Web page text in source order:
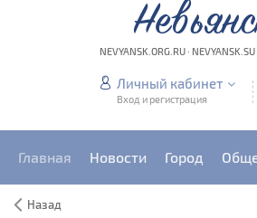
NEVYANSK.ORG.RU ·
Личный кабинет
Вход и регистрация
Главная Новости Город
Назад